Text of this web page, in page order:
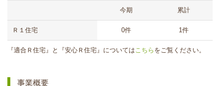
今期 累計
Ｒ１住宅 0件 1件
『適合Ｒ住宅』と『安心Ｒ住宅』についてはこちら をご覧ください。
事業概要